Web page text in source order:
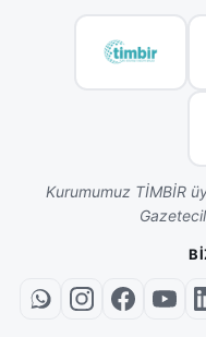
Kurumumuz TİMBİR